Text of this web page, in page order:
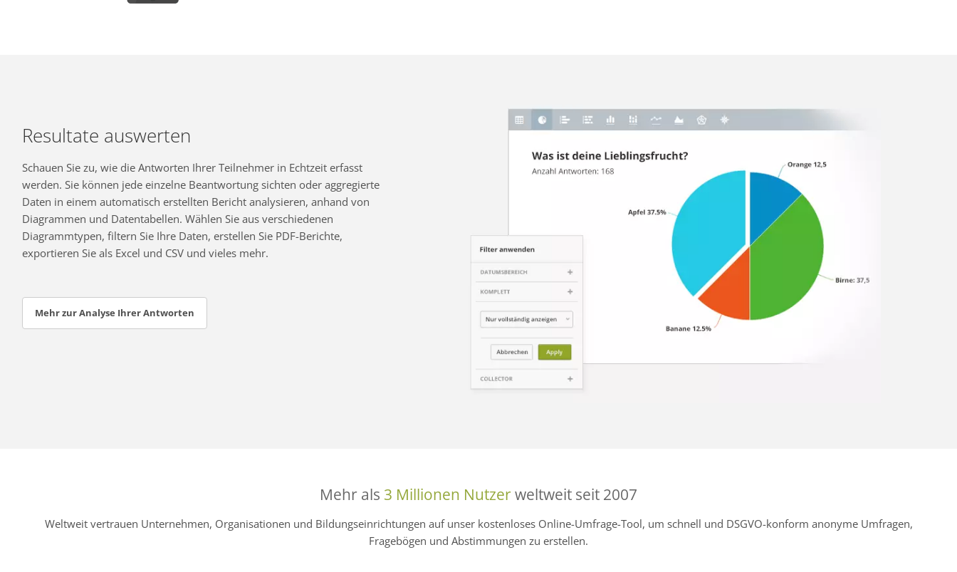
Resultate auswerten
Schauen Sie zu, wie die Antworten Ihrer Teilnehmer in Echtzeit erfasst
werden. Sie können jede einzelne Beantwortung sichten oder aggregierte
Daten in einem automatisch erstellten Bericht analysieren, anhand von
Diagrammen und Datentabellen. Wählen Sie aus verschiedenen
Diagrammtypen, filtern Sie Ihre Daten, erstellen Sie PDF-Berichte,
exportieren Sie als Excel und CSV und vieles mehr.
Mehr zur Analyse Ihrer Antworten
Mehr als 3 Millionen Nutzerweltweit seit 2007
Weltweit vertrauen Unternehmen, Organisationen und Bildungseinrichtungen auf unser kostenloses Online-Umfrage-Tool, um schnell und DSGVO-konform anonyme Umfragen,
Fragebögen und Abstimmungen zu erstellen.